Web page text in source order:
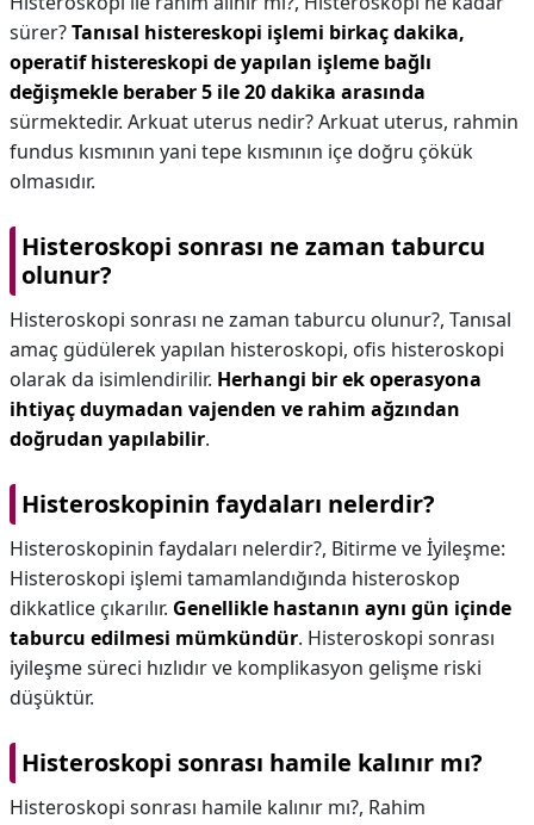
sürer?Tanısal histereskopi işlemi birkaç dakika,
operatif histereskopi de yapılan işleme bağlı
değişmekle beraber 5 ile 20 dakika arasında
sürmektedir. Arkuat uterus nedir? Arkuat uterus, rahmin
fundus kısmının yani tepe kısmının içe doğru çökük
olmasıdır.
Histeroskopi sonrası ne zaman taburcu
olunur?
Histeroskopi sonrası ne zaman taburcu olunur?, Tanısal
amaç güdülerek yapılan histeroskopi, ofis histeroskopi
olarak da isimlendirilir. Herhangi bir ek operasyona
ihtiyaç duymadan vajenden ve rahim ağzından
doğrudan yapılabilir.
Histeroskopinin faydaları nelerdir?
Histeroskopinin faydaları nelerdir?, Bitirme ve İyileşme:
Histeroskopi işlemi tamamlandığında histeroskop
dikkatlice çıkarılır. Genellikle hastanın aynı gün içinde
taburcu edilmesi mümkündür. Histeroskopi sonrası
iyileşme süreci hızlıdır ve komplikasyon gelişme riski
düşüktür.
Histeroskopi sonrası hamile kalınır mı?
Histeroskopi sonrası hamile kalınır mı?, Rahim